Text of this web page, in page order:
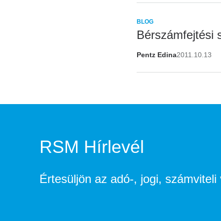
BLOG
Bérszámfejtési
Pentz Edina2011.10.13
RSM Hírlevél
Értesüljön az adó-, jogi,